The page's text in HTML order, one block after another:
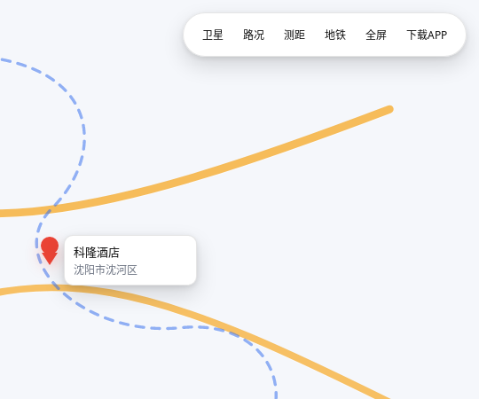
科隆酒店
沈阳市沈河区
卫星 路况 测距 地铁 全屏 下载APP